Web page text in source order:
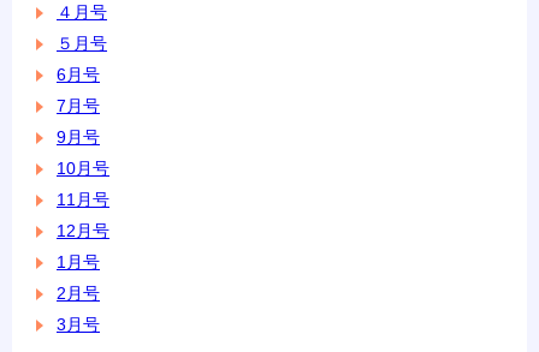
４月号
５月号
6月号
7月号
9月号
10月号
11月号
12月号
1月号
2月号
3月号